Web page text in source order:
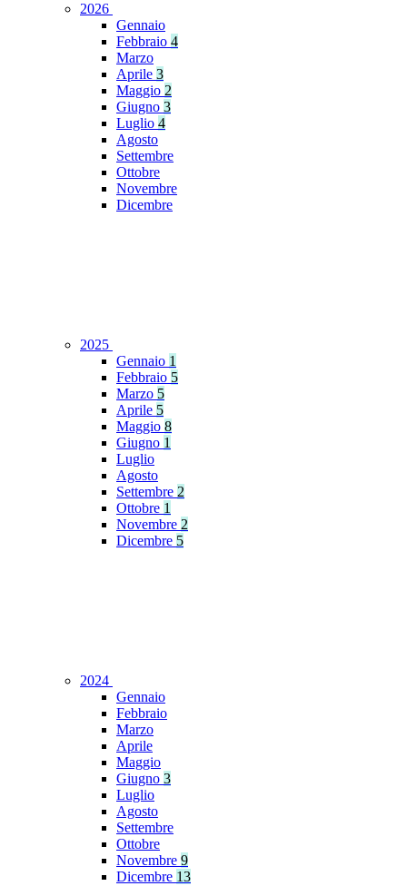
2026
Gennaio
Febbraio 4
Marzo
Aprile 3
Maggio 2
Giugno 3
Luglio 4
Agosto
Settembre
Ottobre
Novembre
Dicembre
2025
Gennaio 1
Febbraio 5
Marzo 5
Aprile 5
Maggio 8
Giugno 1
Luglio
Agosto
Settembre 2
Ottobre 1
Novembre 2
Dicembre 5
2024
Gennaio
Febbraio
Marzo
Aprile
Maggio
Giugno 3
Luglio
Agosto
Settembre
Ottobre
Novembre 9
Dicembre 13